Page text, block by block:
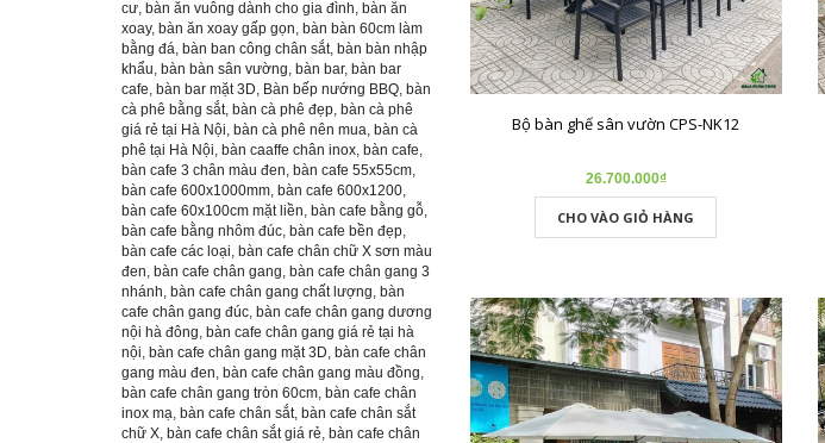
Bộ bàn ghế sân vườn CPS-NK12
26.700.000₫
CHO VÀO GIỎ HÀNG
cư, bàn ăn vuông dành cho gia đình, bàn ăn
xoay, bàn ăn xoay gấp gọn, bàn bàn 60cm làm
bằng đá, bàn ban công chân sắt, bàn bàn nhập
khẩu, bàn bàn sân vường, bàn bar, bàn bar
cafe, bàn bar mặt 3D, Bàn bếp nướng BBQ, bàn
cà phê bằng sắt, bàn cà phê đẹp, bàn cà phê
giá rẻ tại Hà Nội, bàn cà phê nên mua, bàn cà
phê tại Hà Nội, bàn caaffe chân inox, bàn cafe,
bàn cafe 3 chân màu đen, bàn cafe 55x55cm,
bàn cafe 600x1000mm, bàn cafe 600x1200,
bàn cafe 60x100cm mặt liền, bàn cafe bằng gỗ,
bàn cafe bằng nhôm đúc, bàn cafe bền đẹp,
bàn cafe các loại, bàn cafe chân chữ X sơn màu
đen, bàn cafe chân gang, bàn cafe chân gang 3
nhánh, bàn cafe chân gang chất lượng, bàn
cafe chân gang đúc, bàn cafe chân gang dương
nội hà đông, bàn cafe chân gang giá rẻ tại hà
nội, bàn cafe chân gang mặt 3D, bàn cafe chân
gang màu đen, bàn cafe chân gang màu đồng,
bàn cafe chân gang tròn 60cm, bàn cafe chân
inox mạ, bàn cafe chân sắt, bàn cafe chân sắt
chữ X, bàn cafe chân sắt giá rẻ, bàn cafe chân